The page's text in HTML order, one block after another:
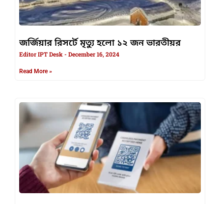
জর্জিয়ার রিসর্টে মৃত্যু হলো ১২ জন ভারতীয়র
Editor IPT Desk December 16, 2024
Read More »